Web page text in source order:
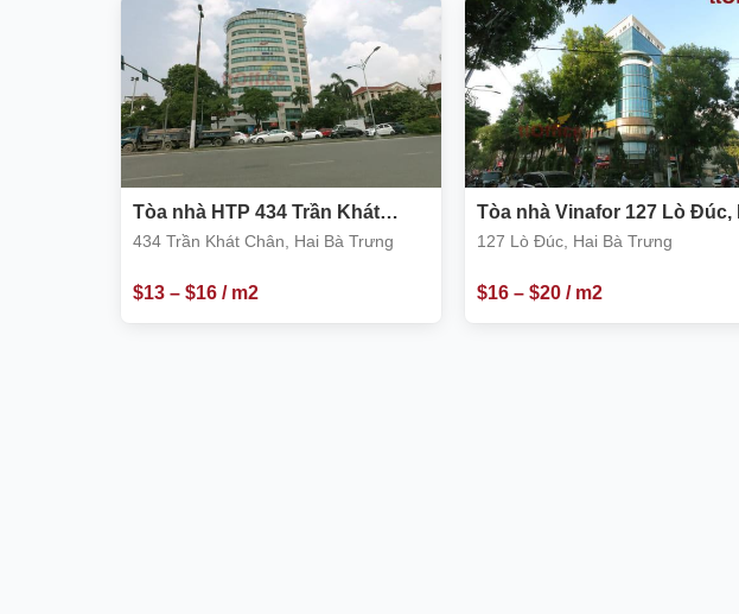
Tòa nhà HTP 434 Trần Khát
Chân, Hai Bà Trưng
434 Trần Khát Chân, Hai Bà Trưng
$13– $16/ m2
Tòa nhà Vinafor 127 Lò Đúc,
Bà Trưng
127 Lò Đúc, Hai Bà Trưng
$16– $20/ m2